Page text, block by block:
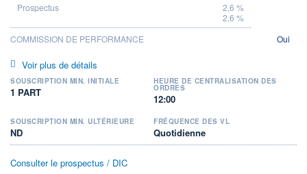
2,6 %
2,6 %
COMMISSION DE PERFORMANCE
Oui
Voir plus de détails
SOUSCRIPTION MIN. INITIALE
1 PART
HEURE DE CENTRALISATION DES
ORDRES
12:00
SOUSCRIPTION MIN. ULTÉRIEURE
ND
FRÉQUENCE DES VL
Quotidienne
Consulter le prospectus / DIC